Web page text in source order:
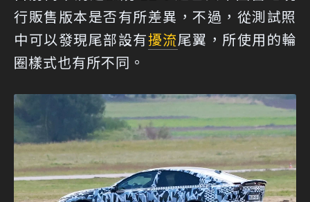
行販售版本是否有所差異，不過，從測試照
中可以發現尾部設有擾流尾翼，所使用的輪
圈樣式也有所不同。